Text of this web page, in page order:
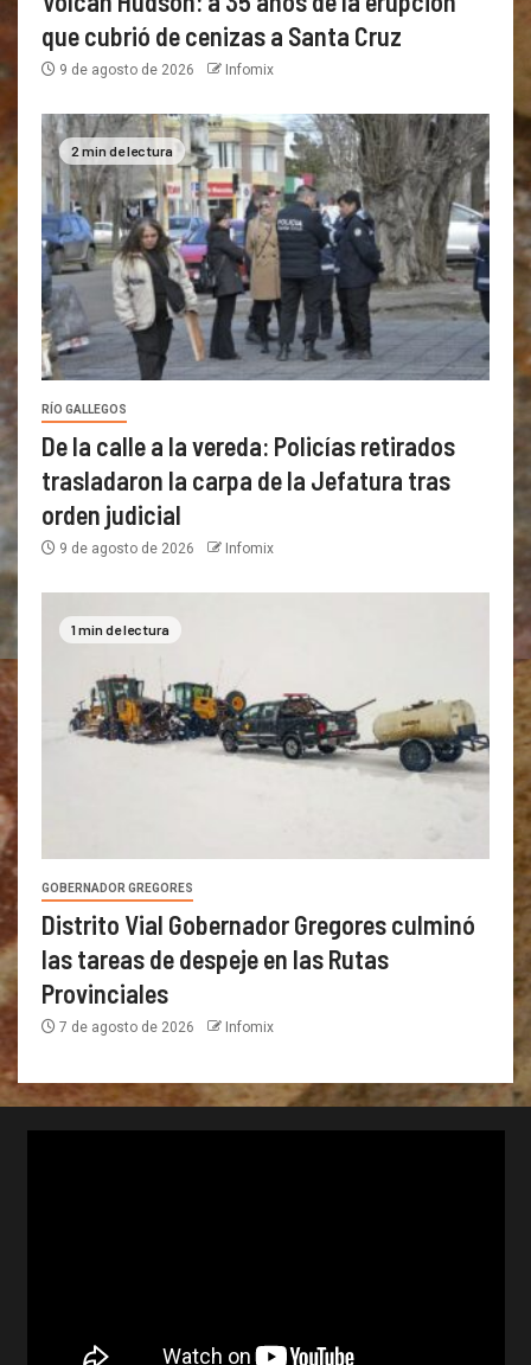
que cubrió de cenizas a Santa Cruz
9 de agosto de 2026 Infomix
2 min de lectura
RÍO GALLEGOS
De la calle a la vereda: Policías retirados
trasladaron la carpa de la Jefatura tras
orden judicial
9 de agosto de 2026 Infomix
1 min de lectura
GOBERNADOR GREGORES
Distrito Vial Gobernador Gregores culminó
las tareas de despeje en las Rutas
Provinciales
7 de agosto de 2026 Infomix